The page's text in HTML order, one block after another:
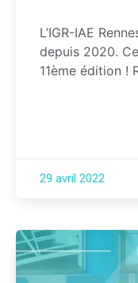
L’IGR-IAE
depuis 2020.
11ème édition !
29 avril 2022